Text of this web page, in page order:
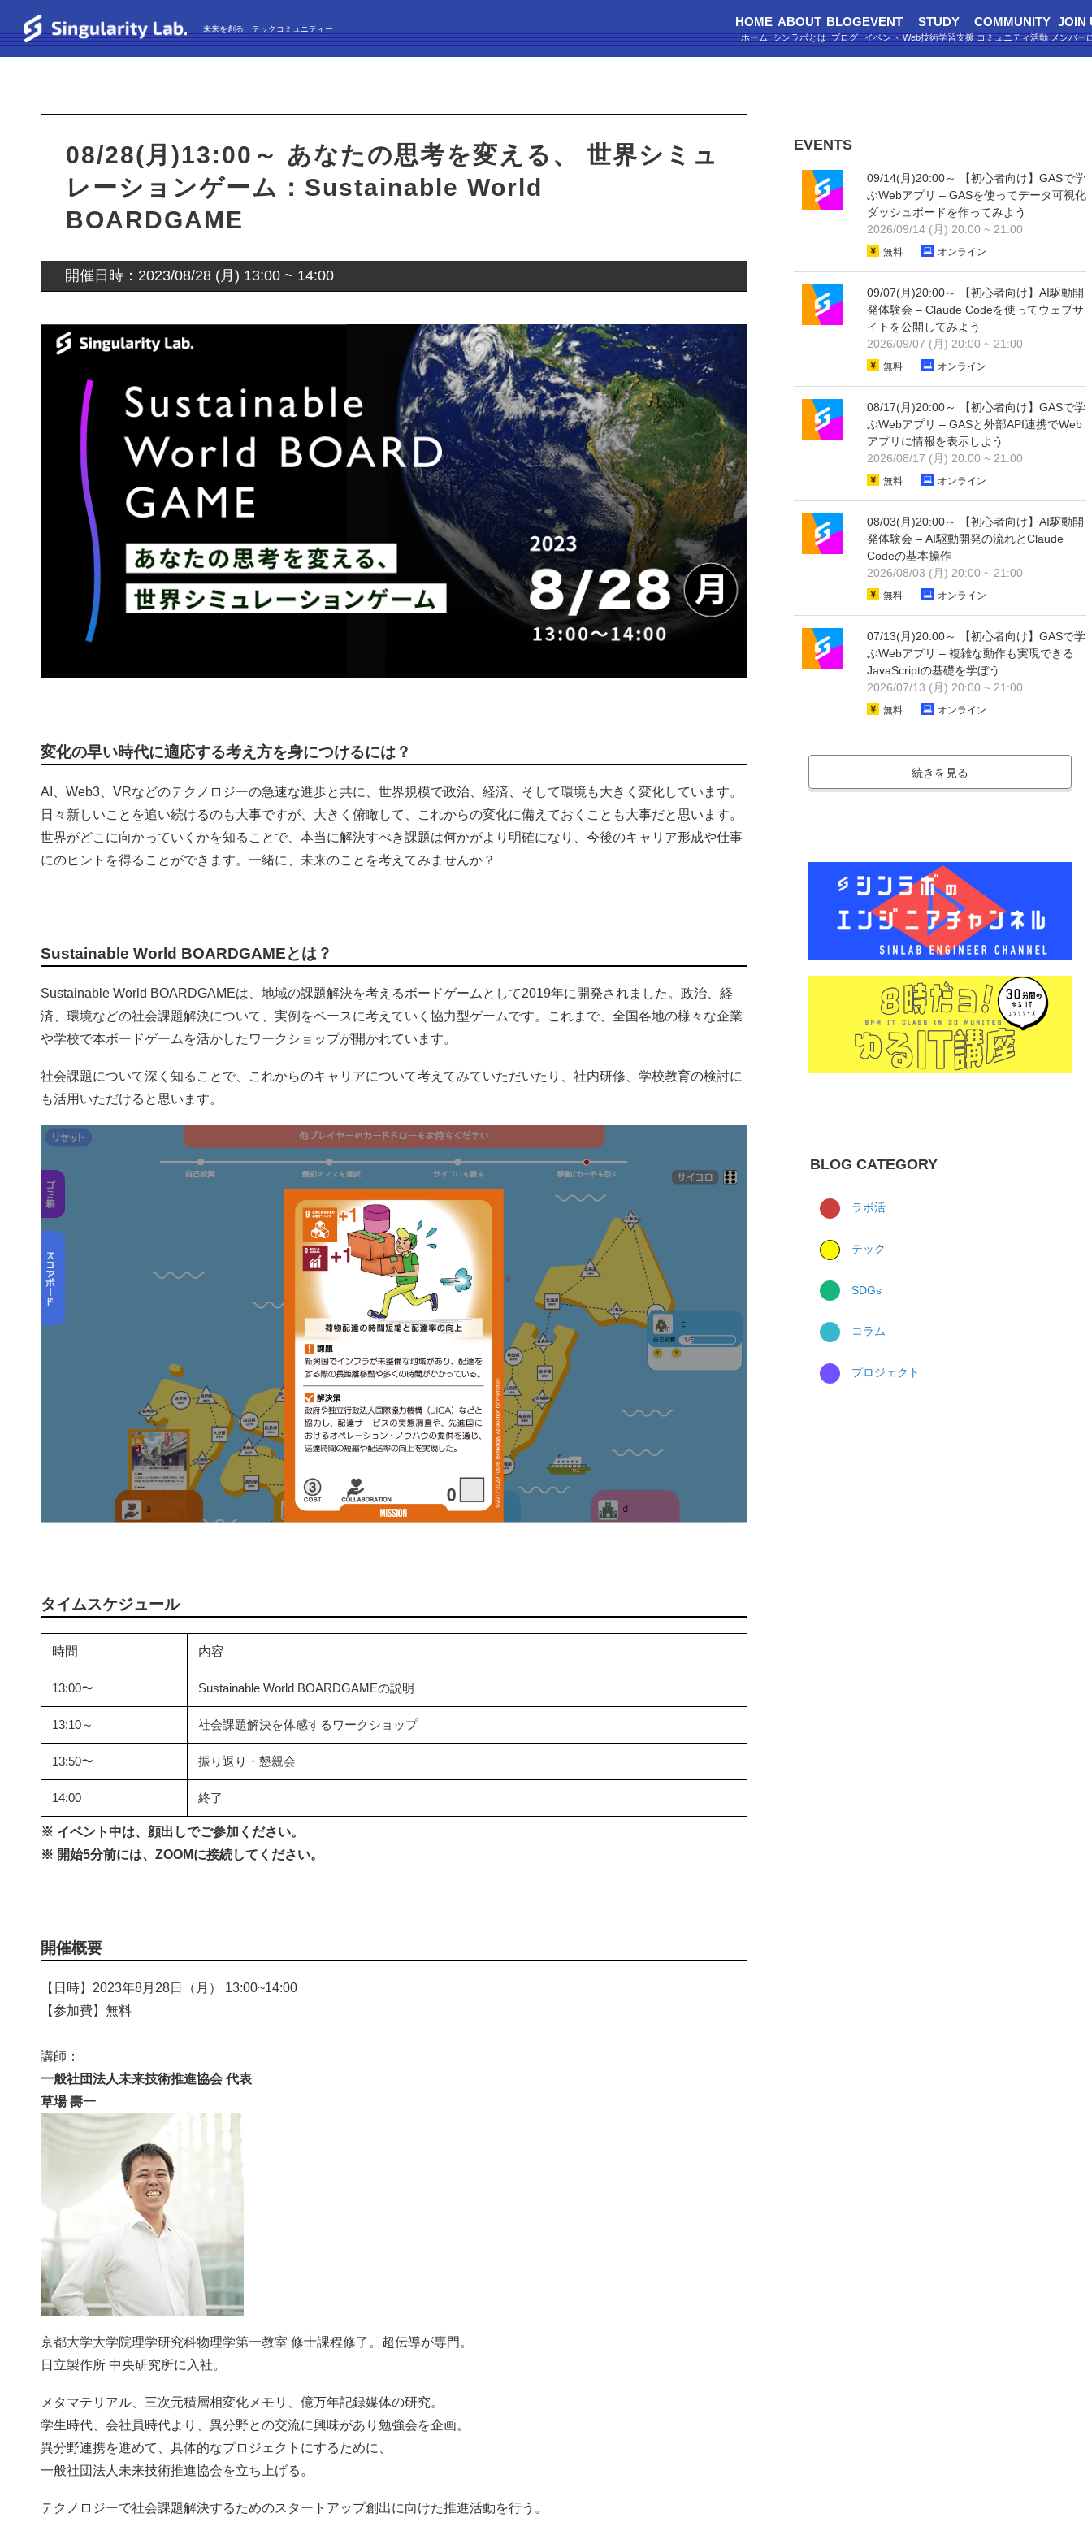
未来を創る、テックコミュニティー HOME ABOUT BLOGEVENT STUDY COMMUNITY JOIN
08/28(月)13:00～ あなたの思考を変える、 世界シミュ
レーションゲーム：Sustainable World
BOARDGAME
開催日時：2023/08/28 (月) 13:00 ~ 14:00
変化の早い時代に適応する考え方を身につけるには？
AI、Web3、VRなどのテクノロジーの急速な進歩と共に、世界規模で政治、経済、そして環境も大きく変化しています。
日々新しいことを追い続けるのも大事ですが、大きく俯瞰して、これからの変化に備えておくことも大事だと思います。
世界がどこに向かっていくかを知ることで、本当に解決すべき課題は何かがより明確になり、今後のキャリア形成や仕事
にのヒントを得ることができます。一緒に、未来のことを考えてみませんか？
Sustainable World BOARDGAMEとは？
Sustainable World BOARDGAMEは、地域の課題解決を考えるボードゲームとして2019年に開発されました。政治、経
済、環境などの社会課題解決について、実例をベースに考えていく協力型ゲームです。これまで、全国各地の様々な企業
や学校で本ボードゲームを活かしたワークショップが開かれています。
社会課題について深く知ることで、これからのキャリアについて考えてみていただいたり、社内研修、学校教育の検討に
も活用いただけると思います。
タイムスケジュール
時間 内容
13:00〜 Sustainable World BOARDGAMEの説明
13:10～ 社会課題解決を体感するワークショップ
13:50〜 振り返り・懇親会
14:00 終了
※ イベント中は、顔出しでご参加ください。
※ 開始5分前には、ZOOMに接続してください。
開催概要
【日時】2023年8月28日（月） 13:00~14:00
【参加費】無料
講師：
一般社団法人未来技術推進協会 代表
草場 壽一
京都大学大学院理学研究科物理学第一教室 修士課程修了。超伝導が専門。
日立製作所 中央研究所に入社。
メタマテリアル、三次元積層相変化メモリ、億万年記録媒体の研究。
学生時代、会社員時代より、異分野との交流に興味があり勉強会を企画。
異分野連携を進めて、具体的なプロジェクトにするために、
一般社団法人未来技術推進協会を立ち上げる。
テクノロジーで社会課題解決するためのスタートアップ創出に向けた推進活動を行う。
EVENTS
09/14(月)20:00～ 【初心者向け】GASで学
ぶWebアプリ – GASを使ってデータ可視化
ダッシュボードを作ってみよう
2026/09/14 (月) 20:00 ~ 21:00
無料 オンライン
09/07(月)20:00～ 【初心者向け】AI駆動開
発体験会 – Claude Codeを使ってウェブサ
イトを公開してみよう
2026/09/07 (月) 20:00 ~ 21:00
無料 オンライン
08/17(月)20:00～ 【初心者向け】GASで学
ぶWebアプリ – GASと外部API連携でWeb
アプリに情報を表示しよう
2026/08/17 (月) 20:00 ~ 21:00
無料 オンライン
08/03(月)20:00～ 【初心者向け】AI駆動開
発体験会 – AI駆動開発の流れとClaude
Codeの基本操作
2026/08/03 (月) 20:00 ~ 21:00
無料 オンライン
07/13(月)20:00～ 【初心者向け】GASで学
ぶWebアプリ – 複雑な動作も実現できる
JavaScriptの基礎を学ぼう
2026/07/13 (月) 20:00 ~ 21:00
無料 オンライン
続きを見る
BLOG CATEGORY
ラボ活
テック
SDGs
コラム
プロジェクト